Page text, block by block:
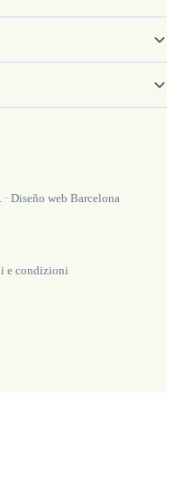
· Diseño web Barcelona
e condizioni